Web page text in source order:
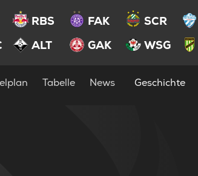
RBS FAK SCR
ALT GAK WSG
Tabelle News Geschichte